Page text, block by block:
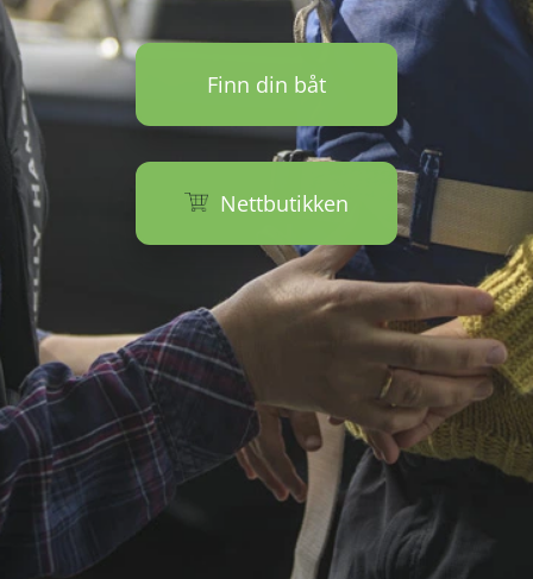
Finn din båt
Nettbutikken